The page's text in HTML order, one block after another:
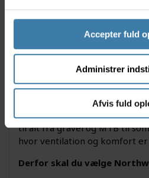
Accepter fuld
Administrer
Afvis fuld
Touchscreen-kompatible
Elastisk manchet uden
Air LF Woman handskerne
cykler i varme temperaturer
der beskytter hænderne uden
til alt fra gravel og MTB til
hvor ventilation og komfort er
Derfor skal du vælge